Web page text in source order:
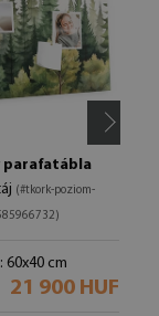
parafatábla
(#tkork-poziom-
cm
21 900 HUF